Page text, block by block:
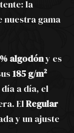
la
nuestra gama
algodóny es
185 g/m²
a día, el
ElRegular
y un ajuste